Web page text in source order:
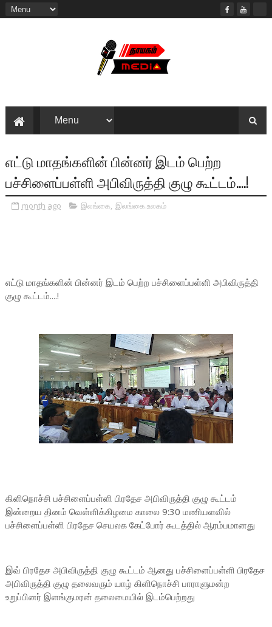
எட்டு மாதங்களின் பின்னர் இடம் பெற்ற
பச்சிளைப்பள்ளி அபிவிருத்தி குழு கூட்டம்....!
month ago இலங்கை, இலங்கை.உலகம்
எட்டு மாதங்களின் பின்னர் இடம் பெற்ற பச்சிளைப்பள்ளி அபிவிருத்தி
குழு கூட்டம்....!
கிளிநொச்சி பச்சிளைப்பள்ளி பிரதேச அபிவிருத்தி குழு கூட்டம்
இன்றைய தினம் வெள்ளிக்கிழமை காலை 9:30 மணியளவில்
பச்சிளைப்பள்ளி பிரதேச செயலக கேட்போர் கூடத்தில் ஆரம்பமானது
இவ் பிரதேச அபிவிருத்தி குழு கூட்டம் ஆனது பச்சிளைப்பள்ளி பிரதேச
அபிவிருத்தி குழு தலைவரும் யாழ் கிளிநொச்சி பாராளுமன்ற
உறுப்பினர் இளங்குமரன் தலைமையில் இடம்பெற்றது